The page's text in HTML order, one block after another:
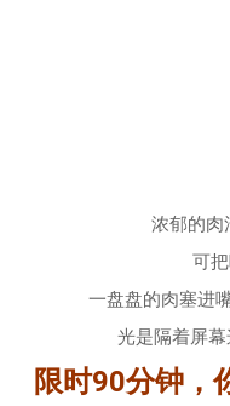
浓郁的肉
可
一盘盘的肉塞进
光是隔着屏
限时90分钟，